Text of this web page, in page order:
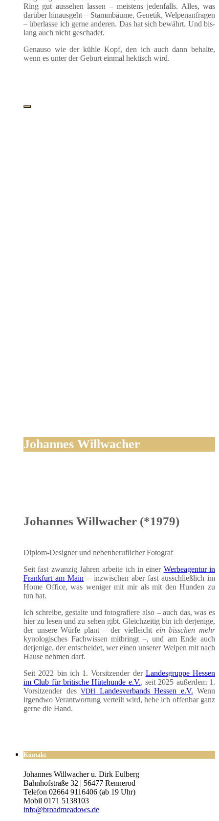
Ring gut aus­se­hen las­sen – meis­tens jeden­falls. Alles, was
dar­über hin­aus­geht – Stamm­bäu­me, Gene­tik, Wel­pen­an­fra­gen
– über­las­se ich ger­ne ande­ren. Das hat sich bewährt. Und bis­
lang auch nicht geschadet.
Genau­so wie der küh­le Kopf, den ich auch dann behal­te,
wenn es unter der Geburt ein­mal hek­tisch wird.
Johannes Willwacher
Johannes Willwacher (*1979)
Diplom-Desi­gner und neben­be­ruf­li­cher Fotograf
Seit fast zwan­zig Jah­ren arbei­te ich in einer Wer­be­agen­tur in
Frank­furt am Main – inzwi­schen aber fast aus­schließ­lich im
Home Office, was weni­ger mit mir als mit den Hun­den zu
tun hat.
Ich schrei­be, gestal­te und foto­gra­fie­re also – auch das, was es
hier zu lesen und zu sehen gibt. Gleich­zei­tig bin ich der­je­ni­ge,
der unse­re Wür­fe plant – der viel­leicht ein biss­chen mehr
kyno­lo­gi­sches Fach­wis­sen mit­bringt –, und am Ende auch
der­je­ni­ge, der ent­schei­det, wer einen unse­rer Wel­pen mit nach
Hau­se neh­men darf.
Seit 2022 bin ich 1. Vor­sit­zen­der der Lan­des­grup­pe Hes­sen
im Club für bri­ti­sche Hüte­hun­de e.V., seit 2025 außer­dem 1.
Vor­sit­zen­der des VDH Lan­des­ver­bands Hes­sen e.V. Wenn
irgend­wo Ver­ant­wor­tung ver­teilt wird, hebe ich offen­bar ganz
ger­ne die Hand.
Kontakt
Johannes Willwacher u. Dirk Eulberg
Bahnhofstraße 32 | 56477 Rennerod
Telefon 02664 9116406 (ab 19 Uhr)
Mobil 0171 5138103
info@broadmeadows.de